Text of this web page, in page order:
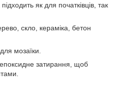
як для початківців, так
скло, кераміка, бетон
мозаїки.
затирання, щоб